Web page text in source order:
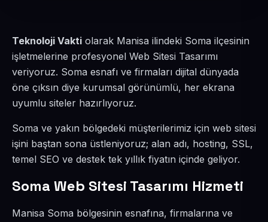
Teknoloji Vakti olarak Manisa ilindeki Soma ilçesinin
işletmelerine profesyonel Web Sitesi Tasarımı
veriyoruz. Soma esnafı ve firmaları dijital dünyada
öne çıksın diye kurumsal görünümlü, her ekrana
uyumlu siteler hazırlıyoruz.
Soma ve yakın bölgedeki müşterilerimiz için web sitesi
işini baştan sona üstleniyoruz; alan adı, hosting, SSL,
temel SEO ve destek tek yıllık fiyatın içinde geliyor.
Soma Web Sitesi Tasarımı Hizmeti
Manisa Soma bölgesinin esnafına, firmalarına ve